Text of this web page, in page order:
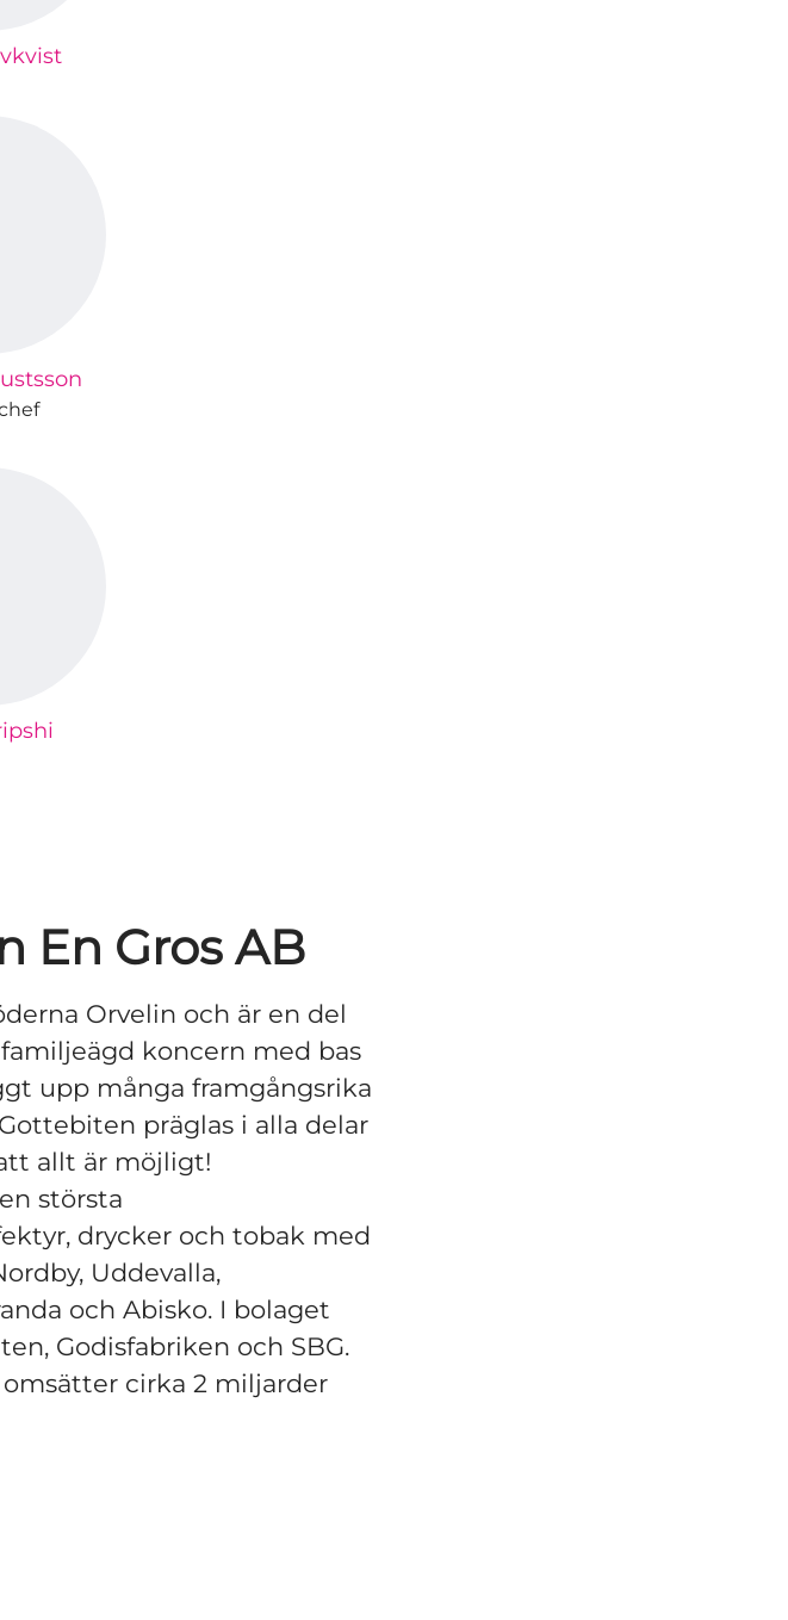
En Gros AB
Orvelin och är en del
koncern med bas
upp många framgångsrika
präglas i alla delar
allt är möjligt!
största
drycker och tobak med
Uddevalla,
och Abisko. I bolaget
Godisfabriken och SBG.
cirka 2 miljarder